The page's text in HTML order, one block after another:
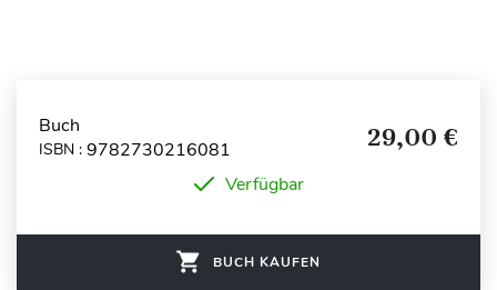
Buch
ISBN : 9782730216081 29,00 €
Verfügbar
BUCH KAUFEN